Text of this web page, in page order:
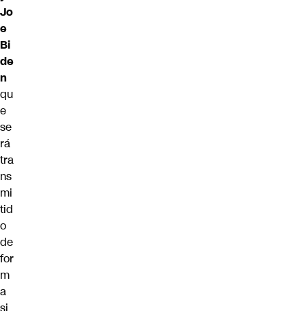
Jo
e
Bi
de
n
qu
e
se
rá
tra
ns
mi
tid
o
de
for
m
a